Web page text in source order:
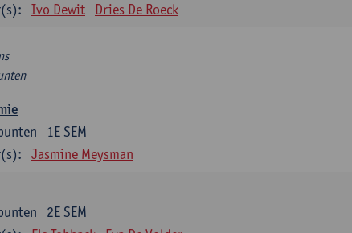
Ivo Dewit Dries De Roeck
1E SEM
Jasmine Meysman
2E SEM